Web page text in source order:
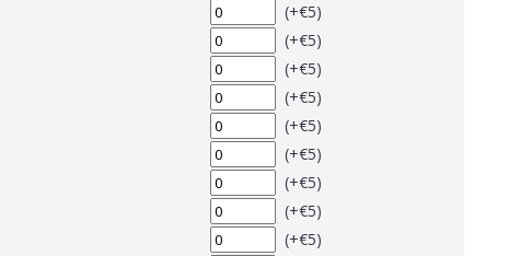
(+€5)
(+€5)
(+€5)
(+€5)
(+€5)
(+€5)
(+€5)
(+€5)
(+€5)